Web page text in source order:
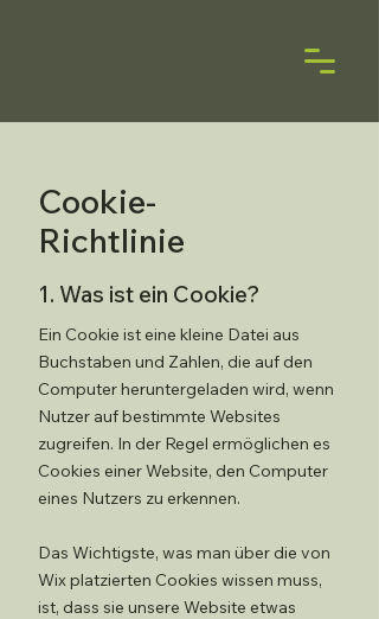
Cookie-
Richtlinie
1. Was ist ein Cookie?
Ein Cookie ist eine kleine Datei aus
Buchstaben und Zahlen, die auf den
Computer heruntergeladen wird, wenn
Nutzer auf bestimmte Websites
zugreifen. In der Regel ermöglichen es
Cookies einer Website, den Computer
eines Nutzers zu erkennen.
Das Wichtigste, was man über die von
Wix platzierten Cookies wissen muss,
ist, dass sie unsere Website etwas